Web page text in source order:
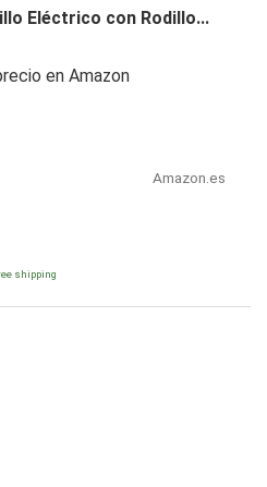
Eléctrico con Rodillo...
en Amazon
Amazon.es
shipping